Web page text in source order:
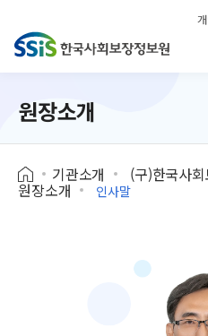
원장소개
기관소개 (구)한국사
원장소개 인사말